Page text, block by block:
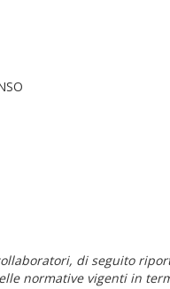
di seguito
normative vigenti in